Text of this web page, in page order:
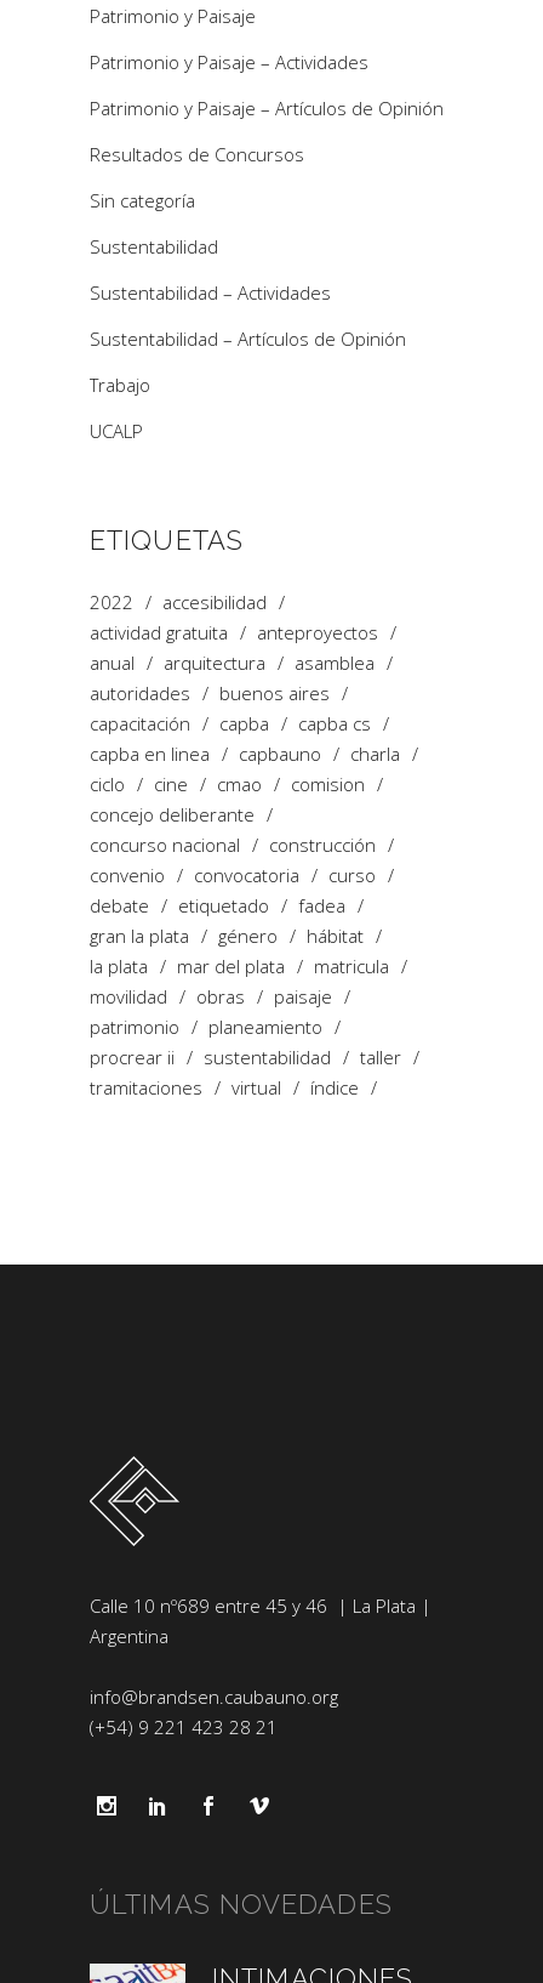
Patrimonio y Paisaje
Patrimonio y Paisaje – Actividades
Patrimonio y Paisaje – Artículos de Opinión
Resultados de Concursos
Sin categoría
Sustentabilidad
Sustentabilidad – Actividades
Sustentabilidad – Artículos de Opinión
Trabajo
UCALP
ETIQUETAS
2022
accesibilidad
actividad gratuita
anteproyectos
anual
arquitectura
asamblea
autoridades
buenos aires
capacitación
capba
capba cs
capba en linea
capbauno
charla
ciclo
cine cmao
comision
concejo deliberante
concurso nacional
construcción
convenio
convocatoria
curso
debate
etiquetado
fadea
gran la plata
género
hábitat
la plata
mar del plata
matricula
movilidad
obras
paisaje
patrimonio
planeamiento
procrear ii
sustentabilidad
taller
tramitaciones
virtual índice
Calle 10 nº689 entre 45 y 46 | La Plata |
Argentina
info@brandsen.caubauno.org
(+54) 9 221 423 28 21
ÚLTIMAS NOVEDADES